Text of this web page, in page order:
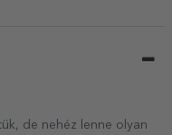
de nehéz lenne olyan